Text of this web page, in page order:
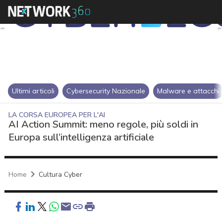
Ultimi articoli Cybersecurity Nazionale Malware e attacchi
LA CORSA EUROPEA PER L'AI
AI Action Summit: meno regole, più soldi in
Europa sull’intelligenza artificiale
Home Cultura Cyber